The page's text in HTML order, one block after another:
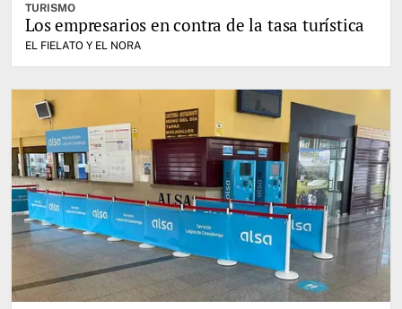
TURISMO
Los empresarios en contra de la tasa turística
EL FIELATO Y EL NORA